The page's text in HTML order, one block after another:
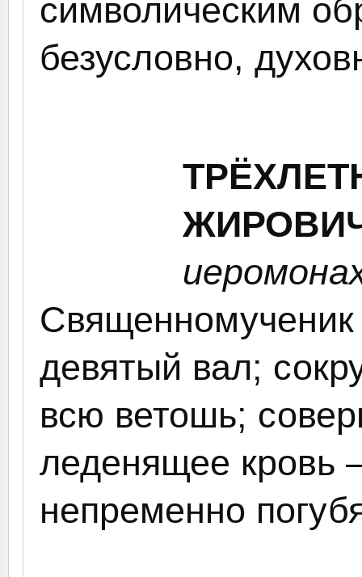
символическим
безусловно,
девятый вал;
всю ветошь;
леденящее кровь
непременно